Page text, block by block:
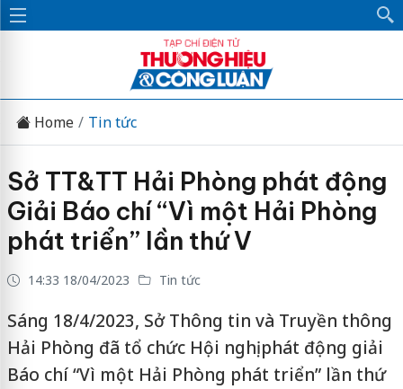
Home Tin tức
Sở TT&TT Hải Phòng phát động
Giải Báo chí “Vì một Hải Phòng
phát triển” lần thứ V
14:33 18/04/2023 Tin tức
Sáng 18/4/2023, Sở Thông tin và Truyền thông
Hải Phòng đã tổ chức Hội nghị phát động giải
Báo chí “Vì một Hải Phòng phát triển” lần thứ